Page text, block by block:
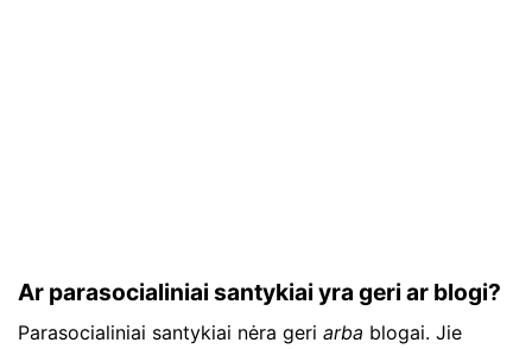
Ar parasocialiniai santykiai yra geri ar blogi?
Parasocialiniai santykiai nėra geri arba blogai. Jie